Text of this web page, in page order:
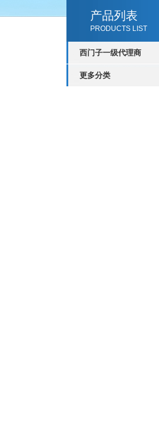
产品列表
PRODUCTS LIST
西门子一级代理商
更多分类